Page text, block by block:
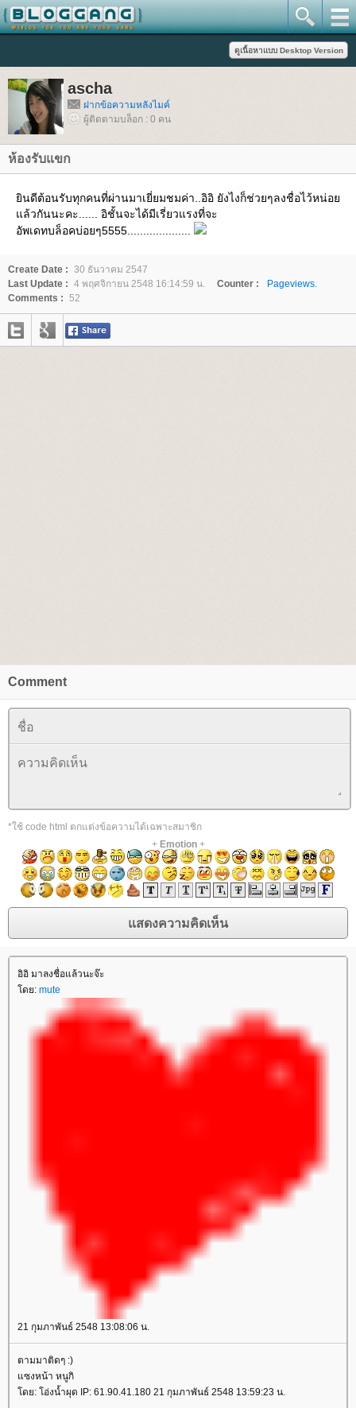
ascha
ฝากข้อความหลังไมค์
ผู้ติดตามบล็อก : 0 คน
ห้องรับแขก
ินดีต้อนรับทุกคนที่ผ่านมาเยี่ยมชมค่า..อิอิ ยังไงก็ช่วยๆลงชื่อไว้หน่อ
ล้วกันนะคะ...... อิชั้นจะได้มีเรี่ยวแรงที่จะ
อัพเดทบล็อคบ่อยๆ5555....................
Create Date : 30 ธันวาคม 2547
Last Update : 4 พฤศจิกายน 2548 16:14:59 น. Counter :
Pageviews.
Comments : 52
Comment
*ใช้ code html ตกแต่งข้อความได้เฉพาะสมาชิก
+ Emotion+
อิอิ มาลงชื่อแล้วนะจ๊ะ
ดย: mute
21 กุมภาพันธ์ 2548 13:08:06 น.
ตามมาติดๆ :)
ซงหน้า หนูกิ
ดย: โอ่งน้ำผุด IP: 61.90.41.180 21 กุมภาพันธ์ 2548 13:59:23 น.